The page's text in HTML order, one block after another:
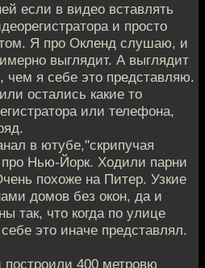
если в видео вставлять
и просто
Я про Окленд слушаю, и
выглядит. А выглядит
чем я себе это представляю.
остались какие то
или телефона,
в ютубе,"скрипучая
Нью-Йорк. Ходили парни
похоже на Питер. Узкие
домов без окон, да и
так, что когда по улице
это иначе представлял.
400 метровю